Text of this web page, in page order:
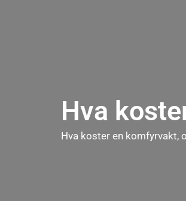
Hva
Hva koster en komfyrvakt,